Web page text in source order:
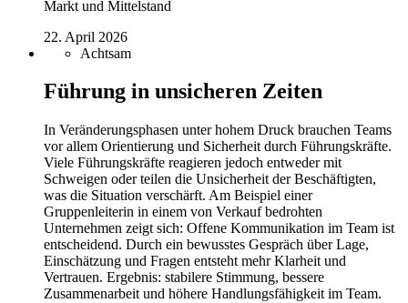
Markt und Mittelstand
22. April 2026
Achtsam
Führung in unsicheren Zeiten
In Veränderungsphasen unter hohem Druck brauchen Teams
vor allem Orientierung und Sicherheit durch Führungskräfte.
Viele Führungskräfte reagieren jedoch entweder mit
Schweigen oder teilen die Unsicherheit der Beschäftigten,
was die Situation verschärft. Am Beispiel einer
Gruppenleiterin in einem von Verkauf bedrohten
Unternehmen zeigt sich: Offene Kommunikation im Team ist
entscheidend. Durch ein bewusstes Gespräch über Lage,
Einschätzung und Fragen entsteht mehr Klarheit und
Vertrauen. Ergebnis: stabilere Stimmung, bessere
Zusammenarbeit und höhere Handlungsfähigkeit im Team.